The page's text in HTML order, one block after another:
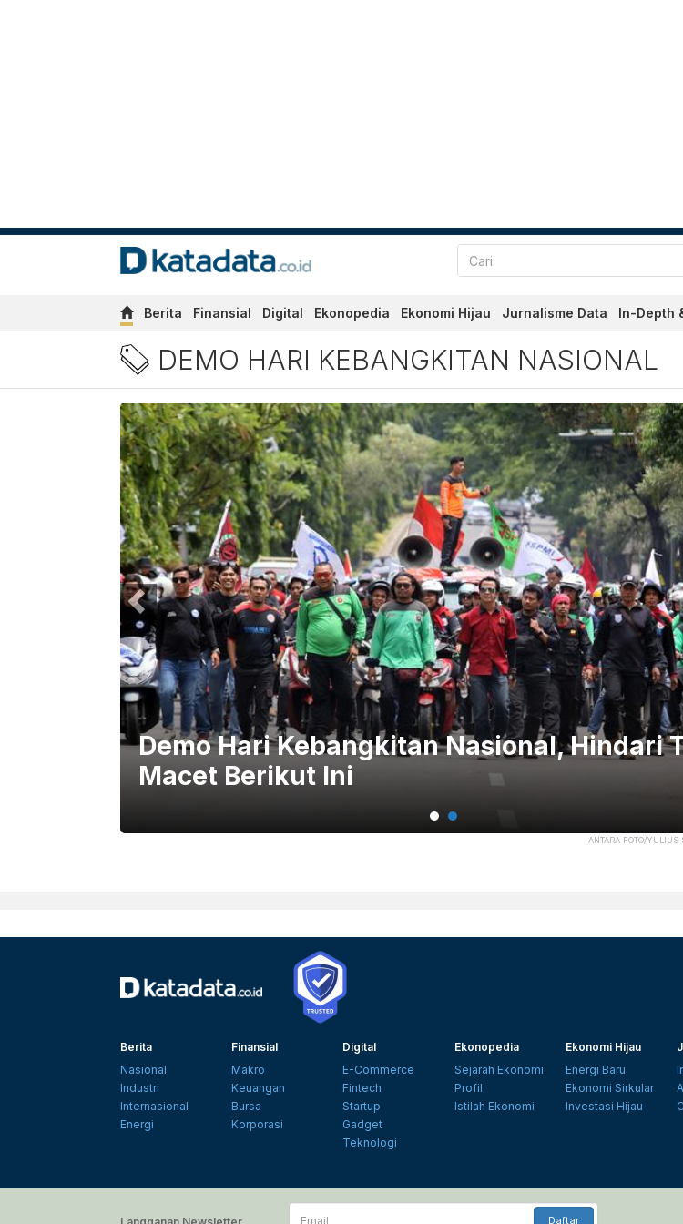
Berita Finansial Digital Ekonopedia Ekonomi Hijau Jurnalisme Data In-Depth
Berita Demo Hari Kebangkitan Nasional
DEMO HARI KEBANGKITAN NASIONAL
ANTARA FOTO/YULIUS
Demo Hari Kebangkitan Nasional, Hindari
Macet Berikut Ini
Berita
Nasional
Industri
Internasional
Energi
Finansial
Makro
Keuangan
Bursa
Korporasi
Digital
E-Commerce
Fintech
Startup
Gadget
Teknologi
Ekonopedia
Sejarah Ekonomi
Profil
Istilah Ekonomi
Ekonomi Hijau
Energi Baru
Ekonomi Sirkular
Investasi Hijau
Email
Daftar